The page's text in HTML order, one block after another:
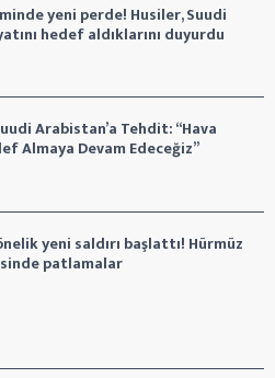
yeni perde! Husiler, Suudi
hedef aldıklarını duyurdu
Arabistan’a Tehdit: “Hava
Almaya Devam Edeceğiz”
yeni saldırı başlattı! Hürmüz
patlamalar